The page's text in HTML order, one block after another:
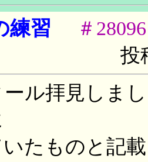
練習
＃28096
投
ル拝見しま
たものと記